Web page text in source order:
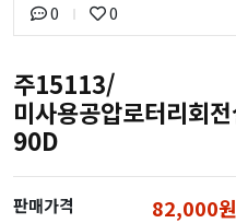
0 0
주15113/
미사용공압로터리회
90D
판매가격 82,000원